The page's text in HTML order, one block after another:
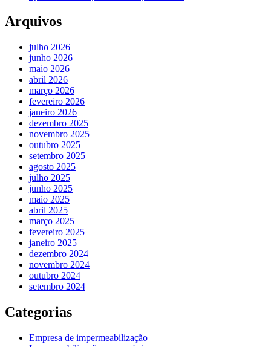
Arquivos
julho 2026
junho 2026
maio 2026
abril 2026
março 2026
fevereiro 2026
janeiro 2026
dezembro 2025
novembro 2025
outubro 2025
setembro 2025
agosto 2025
julho 2025
junho 2025
maio 2025
abril 2025
março 2025
fevereiro 2025
janeiro 2025
dezembro 2024
novembro 2024
outubro 2024
setembro 2024
Categorias
Empresa de impermeabilização